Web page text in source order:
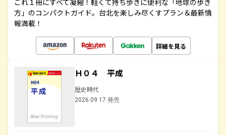
これ１冊にすべて凝縮！軽くて持ち歩きに便利な「地球の歩き
方」のコンパクトガイド。台北を楽しみ尽くすプラン＆最新情
報満載！
詳細を見る
Ｈ０４ 平成
歴史時代
2026.09.17 発売